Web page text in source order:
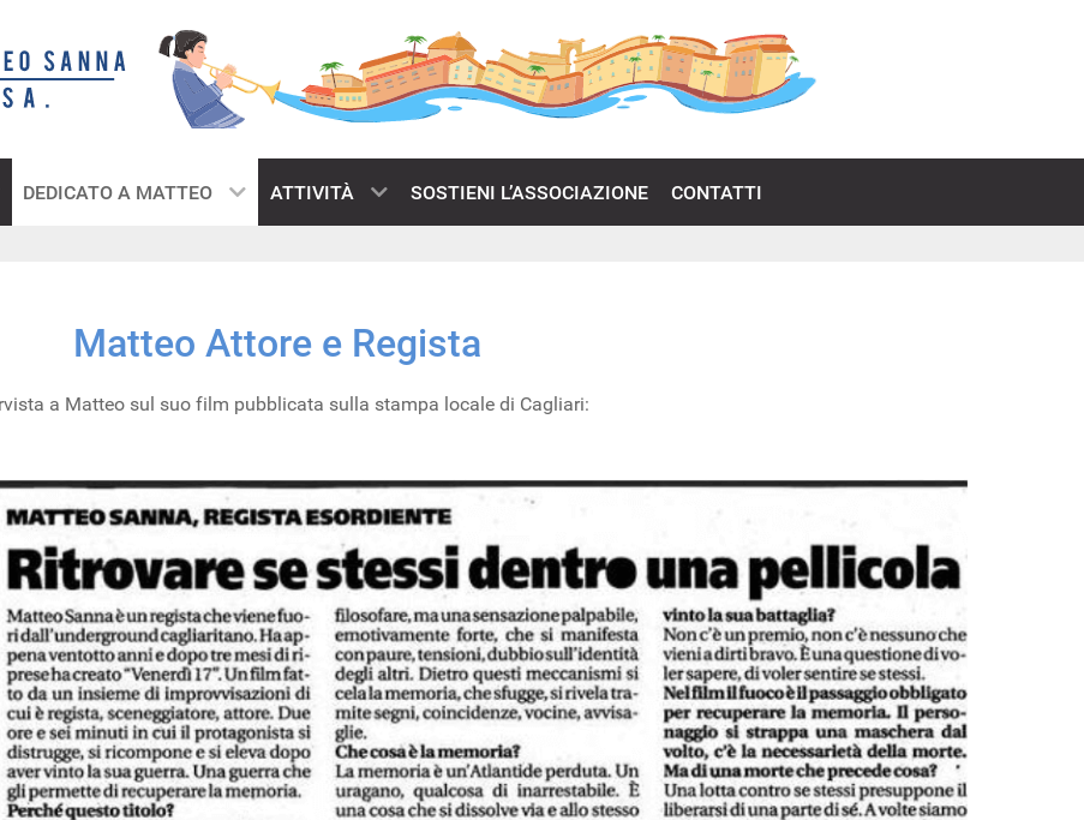
DEDICATO A MATTEO ATTIVITÀ SOSTIENI L’ASSOCIAZIONE CONTATTI
Matteo Attore e Regista
a Matteo sul suo film pubblicata sulla stampa locale di Cagliari: